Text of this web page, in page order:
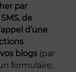
par
de
d’une
blogs(par
formulaire,